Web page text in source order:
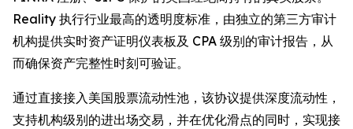
Reality 执行行业最高的透明度标准，由独立的第三方审计
机构提供实时资产证明仪表板及 CPA 级别的审计报告，从
而确保资产完整性时刻可验证。
通过直接接入美国股票流动性池，该协议提供深度流动性，
支持机构级别的进出场交易，并在优化滑点的同时，实现接